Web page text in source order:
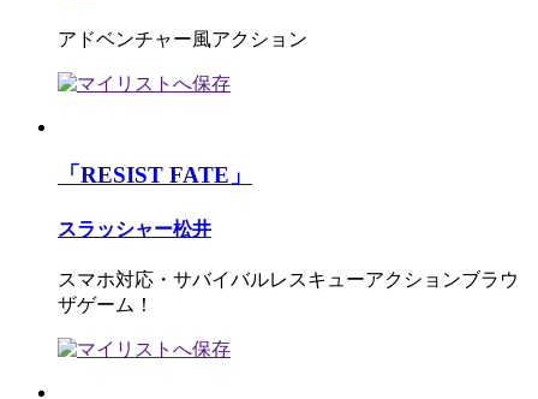
アドベンチャー風アクション
「RESIST FATE」
スラッシャー松井
スマホ対応・サバイバルレスキューアクションブラウ
ザゲーム！